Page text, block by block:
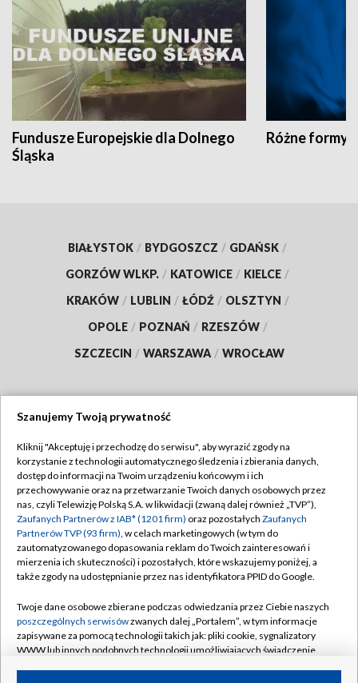
Fundusze Europejskie dla Dolnego
Śląska
Różne formy
BIAŁYSTOK / BYDGOSZCZ / GDAŃSK /
GORZÓW WLKP. / KATOWICE / KIELCE /
KRAKÓW / LUBLIN / ŁÓDŹ / OLSZTYN /
OPOLE / POZNAŃ / RZESZÓW /
SZCZECIN / WARSZAWA / WROCŁAW
TVP
Abonament TVP
Emisja w TVP
Centrum informacji TVP
Naziemna Telewizja Cyfrowa
Rada Programowa
System NOS
Informacje o nadawcy
Regulamin TVP
Polityka prywatności
Moje zgody
Pomoc
Kontakt
Kanały
Szanujemy Twoją prywatność
Kliknij "Akceptuję i przechodzę do serwisu", aby wyrazić zgody na
korzystanie z technologii automatycznego śledzenia i zbierania danych,
dostęp do informacji na Twoim urządzeniu końcowym i ich
przechowywanie oraz na przetwarzanie Twoich danych osobowych przez
nas, czyli Telewizję Polską S.A. w likwidacji (zwaną dalej również „TVP”),
Zaufanych Partnerów z IAB* (1201 firm) oraz pozostałych Zaufanych
Partnerów TVP (93 firm), w celach marketingowych (w tym do
zautomatyzowanego dopasowania reklam do Twoich zainteresowań i
mierzenia ich skuteczności) i pozostałych, które wskazujemy poniżej, a
także zgody na udostępnianie przez nas identyfikatora PPID do Google.
Twoje dane osobowe zbierane podczas odwiedzania przez Ciebie naszych
poszczególnych serwisówzwanych dalej „Portalem”, w tym informacje
zapisywane za pomocą technologii takich jak: pliki cookie, sygnalizatory
WWW lub innych podobnych technologii umożliwiających świadczenie